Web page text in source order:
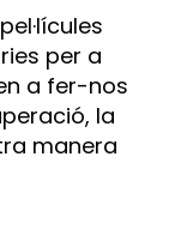
per a
a fer-nos
la
manera